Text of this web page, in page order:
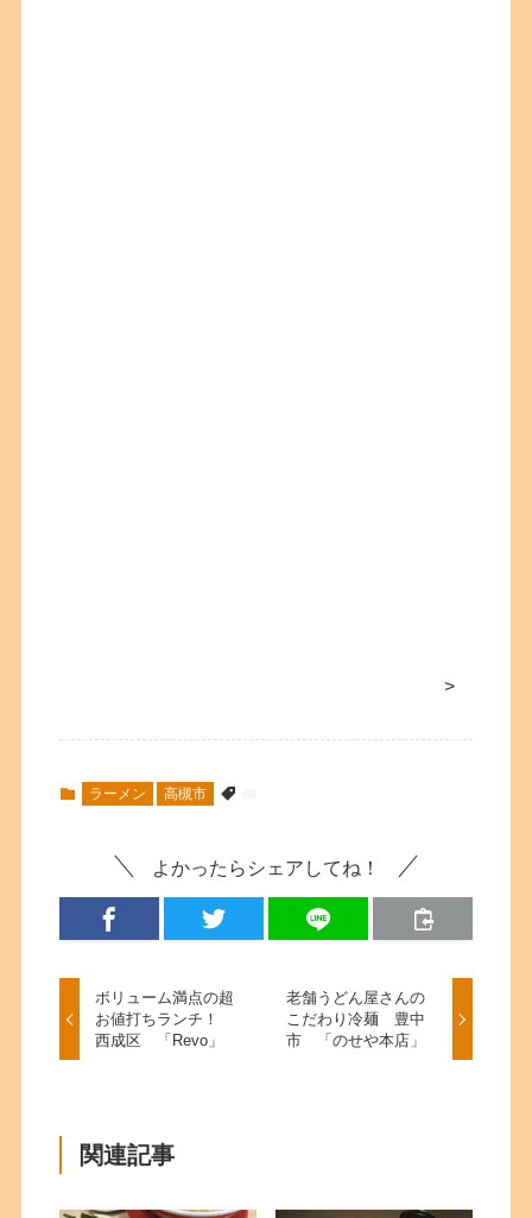
>
ラーメン 高槻市
よかったらシェアしてね！
ボリューム満点の超
お値打ちランチ！
西成区 「Revo」
老舗うどん屋さんの
こだわり冷麺 豊中
市 「のせや本店」
関連記事